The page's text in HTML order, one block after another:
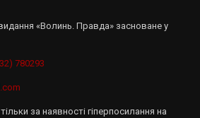
«Волинь. Правда» засноване у
780293
за наявності гіперпосилання на